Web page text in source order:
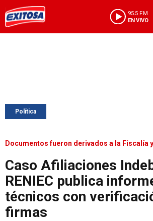
95.5 FM
EN VIVO
Política
Documentos fueron derivados a la Fiscalía
Caso Afiliaciones
RENIEC publica
técnicos con
firmas